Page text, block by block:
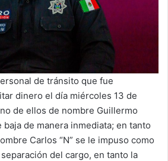
de tránsito que fue
dinero el día miércoles 13 de
de ellos de nombre Guillermo
baja de manera inmediata; en tanto
Carlos “N” se le impuso como
del cargo, en tanto la